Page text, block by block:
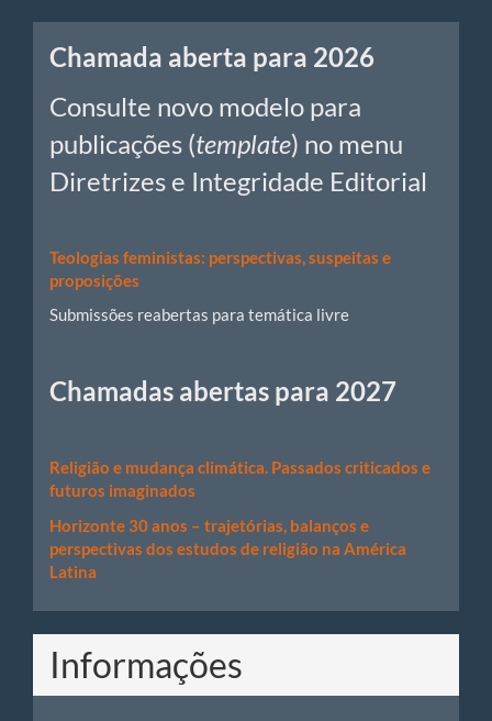
Chamadas
Chamada aberta para 2026
Consulte novo modelo para
publicações (template) no menu
Diretrizes e Integridade Editorial
Teologias feministas: perspectivas, suspeitas e
proposições
Submissões reabertas para temática livre
Chamadas abertas para 2027
Religião e mudança climática. Passados criticados e
futuros imaginados
Horizonte 30 anos – trajetórias, balanços e
perspectivas dos estudos de religião na América
Latina
Informações